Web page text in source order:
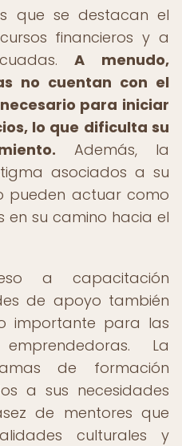
que se destacan el
financieros y a
A menudo,
no cuentan con el
para iniciar
lo que dificulta su
Además, la
asociados a su
pueden actuar como
en su camino hacia el
a capacitación
de apoyo también
importante para las
La
de formación
a sus necesidades
de mentores que
culturales y